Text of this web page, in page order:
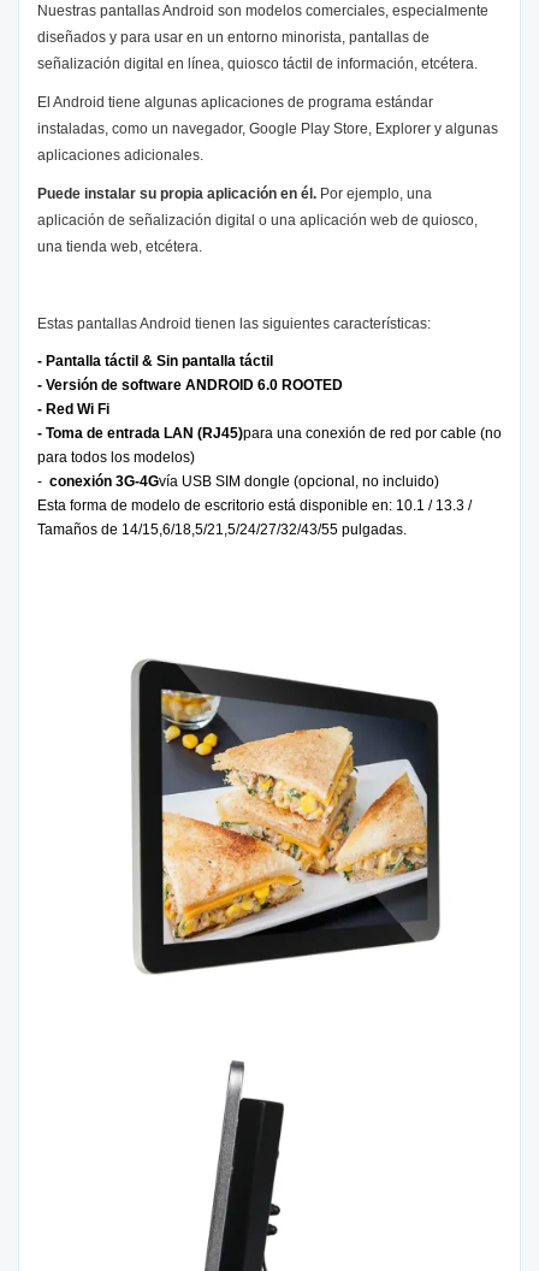
Nuestras pantallas Android son modelos comerciales, especialmente
diseñados y para usar en un entorno minorista, pantallas de
señalización digital en línea, quiosco táctil de información, etcétera.
El Android tiene algunas aplicaciones de programa estándar
instaladas, como un navegador, Google Play Store, Explorer y algunas
aplicaciones adicionales.
Puede instalar su propia aplicación en él. Por ejemplo, una
aplicación de señalización digital o una aplicación web de quiosco,
una tienda web, etcétera.
Estas pantallas Android tienen las siguientes características:
- Pantalla táctil & Sin pantalla táctil
- Versión de software ANDROID 6.0 ROOTED
- Red Wi Fi
- Toma de entrada LAN (RJ45)para una conexión de red por cable (no
para todos los modelos)
- conexión 3G-4Gvía USB SIM dongle (opcional, no incluido)
Esta forma de modelo de escritorio está disponible en: 10.1 / 13.3 /
Tamaños de 14/15,6/18,5/21,5/24/27/32/43/55 pulgadas.